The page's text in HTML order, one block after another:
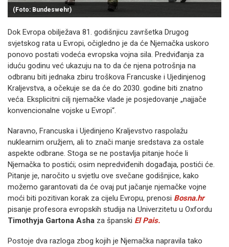
(Foto: Bundeswehr)
Dok Evropa obilježava 81. godišnjicu završetka Drugog
svjetskog rata u Evropi, očigledno je da će Njemačka uskoro
ponovo postati vodeća evropska vojna sila. Predviđanja za
iduću godinu već ukazuju na to da će njena potrošnja na
odbranu biti jednaka zbiru troškova Francuske i Ujedinjenog
Kraljevstva, a očekuje se da će do 2030. godine biti znatno
veća. Eksplicitni cilj njemačke vlade je posjedovanje „najjače
konvencionalne vojske u Evropi“.
Naravno, Francuska i Ujedinjeno Kraljevstvo raspolažu
nuklearnim oružjem, ali to znači manje sredstava za ostale
aspekte odbrane. Stoga se ne postavlja pitanje hoće li
Njemačka to postići; osim nepredviđenih događaja, postići će.
Pitanje je, naročito u svjetlu ove svečane godišnjice, kako
možemo garantovati da će ovaj put jačanje njemačke vojne
moći biti pozitivan korak za cijelu Evropu, prenosi Bosna.hr
pisanje profesora evropskih studija na Univerzitetu u Oxfordu
Timothyja Gartona Asha za španski El Pais.
Postoje dva razloga zbog kojih je Njemačka napravila tako